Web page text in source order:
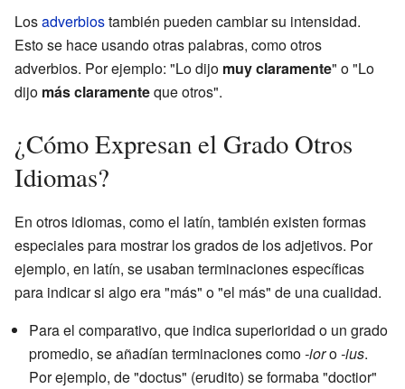
Losadverbiostambién pueden cambiar su intensidad.
Esto se hace usando otras palabras, como otros
adverbios. Por ejemplo: "Lo dijo muy claramente" o "Lo
dijo más claramenteque otros".
¿Cómo Expresan el Grado Otros
Idiomas?
En otros idiomas, como el latín, también existen formas
especiales para mostrar los grados de los adjetivos. Por
ejemplo, en latín, se usaban terminaciones específicas
para indicar si algo era "más" o "el más" de una cualidad.
Para el comparativo, que indica superioridad o un grado
promedio, se añadían terminaciones como-ioro-ius.
Por ejemplo, de "doctus" (erudito) se formaba "doctior"